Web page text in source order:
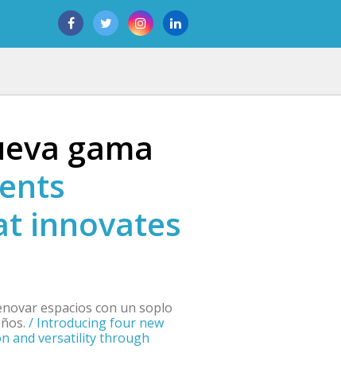
gama
innovates
espacios con un soplo
/ Introducing four new
and versatility through